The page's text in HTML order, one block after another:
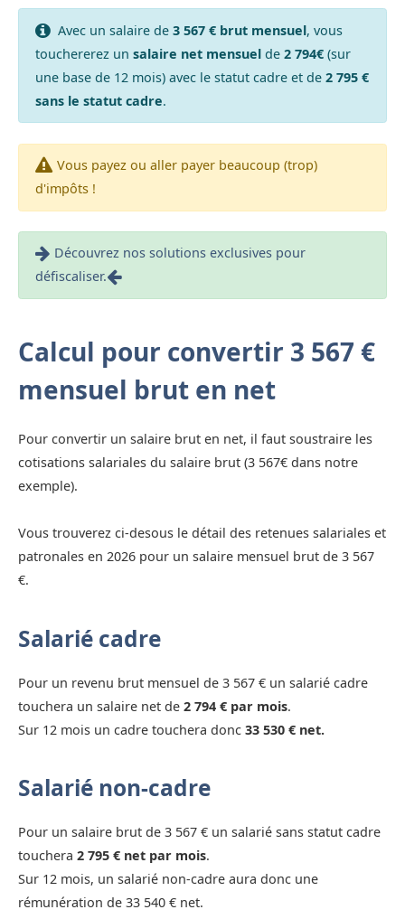
Avec un salaire de 3 567 € brut mensuel, vous
touchererez un salaire net mensuelde 2 794€(sur
une base de 12 mois) avec le statut cadre et de 2 795 €
sans le statut cadre.
Vous payez ou aller payer beaucoup (trop)
d'impôts !
Découvrez nos solutions exclusives pour
défiscaliser.
Calcul pour convertir 3 567 €
mensuel brut en net
Pour convertir un salaire brut en net, il faut soustraire les
cotisations salariales du salaire brut (3 567€ dans notre
exemple).
Vous trouverez ci-desous le détail des retenues salariales et
patronales en 2026 pour un salaire mensuel brut de 3 567
€.
Salarié cadre
Pour un revenu brut mensuel de 3 567 € un salarié cadre
touchera un salaire net de 2 794 € par mois.
Sur 12 mois un cadre touchera donc 33 530 € net.
Salarié non-cadre
Pour un salaire brut de 3 567 € un salarié sans statut cadre
touchera 2 795 € net par mois.
Sur 12 mois, un salarié non-cadre aura donc une
rémunération de 33 540 € net.